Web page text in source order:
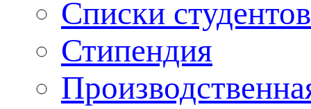
Списки
Стипендия